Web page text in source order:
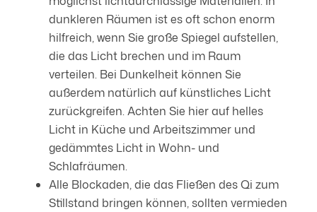
dunkleren Räumen ist es oft schon enorm
hilfreich, wenn Sie große Spiegel aufstellen,
die das Licht brechen und im Raum
verteilen. Bei Dunkelheit können Sie
außerdem natürlich auf künstliches Licht
zurückgreifen. Achten Sie hier auf helles
Licht in Küche und Arbeitszimmer und
gedämmtes Licht in Wohn- und
Schlafräumen.
Alle Blockaden, die das Fließen des Qi zum
Stillstand bringen können, sollten vermieden